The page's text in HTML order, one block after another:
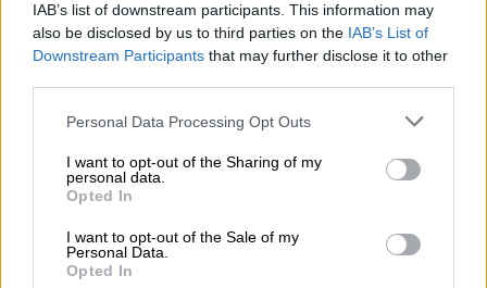
IAB’s list of downstream participants. This information may
also be disclosed by us to third parties on the IAB’s List of
Downstream Participants that may further disclose it to other
Personal Data Processing Opt Outs
I want to opt-out of the Sharing of my
personal data.
Opted In
I want to opt-out of the Sale of my
Personal Data.
Opted In
FIGURE CON I BLOCCHI LOGICI
Un primo esercizio per familiarizzare con i
blocchi logici è quello di utilizzarli per realizzare
elencare i blocchi logici che hanno utilizzato per
comporre la loro figura.
REALIZZAZIONE DI TABELLE